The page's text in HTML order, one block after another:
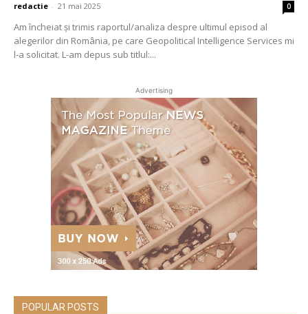
redactie - 21 mai 2025 0
Am încheiat și trimis raportul/analiza despre ultimul episod al
alegerilor din România, pe care Geopolitical Intelligence Services mi
l-a solicitat. L-am depus sub titlul:...
Advertising
POPULAR POSTS